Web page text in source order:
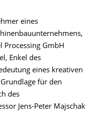
eines
Processing GmbH
Enkel des
eines kreativen
für den
des
Jens-Peter Majschak